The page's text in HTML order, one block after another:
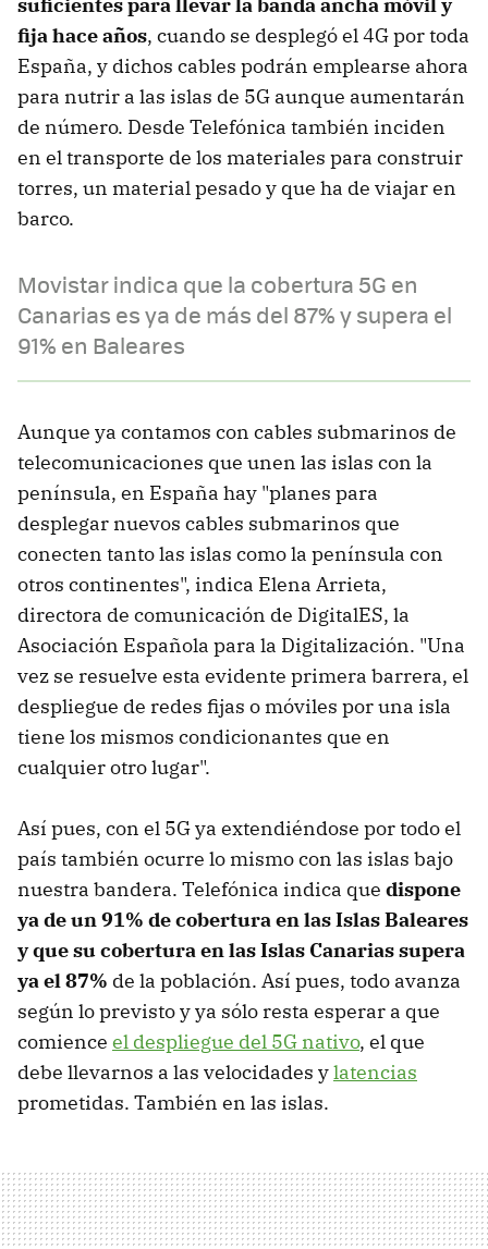
suficientes para llevar la banda ancha móvil y
fija hace años, cuando se desplegó el 4G por toda
España, y dichos cables podrán emplearse ahora
para nutrir a las islas de 5G aunque aumentarán
de número. Desde Telefónica también inciden
en el transporte de los materiales para construir
torres, un material pesado y que ha de viajar en
barco.
Movistar indica que la cobertura 5G en
Canarias es ya de más del 87% y supera el
91% en Baleares
Aunque ya contamos con cables submarinos de
telecomunicaciones que unen las islas con la
península, en España hay "planes para
desplegar nuevos cables submarinos que
conecten tanto las islas como la península con
otros continentes", indica Elena Arrieta,
directora de comunicación de DigitalES, la
Asociación Española para la Digitalización. "Una
vez se resuelve esta evidente primera barrera, el
despliegue de redes fijas o móviles por una isla
tiene los mismos condicionantes que en
cualquier otro lugar".
Así pues, con el 5G ya extendiéndose por todo el
país también ocurre lo mismo con las islas bajo
nuestra bandera. Telefónica indica que dispone
ya de un 91% de cobertura en las Islas Baleares
y que su cobertura en las Islas Canarias supera
ya el 87% de la población. Así pues, todo avanza
según lo previsto y ya sólo resta esperar a que
comience el despliegue del 5G nativo, el que
debe llevarnos a las velocidades ylatencias
prometidas. También en las islas.